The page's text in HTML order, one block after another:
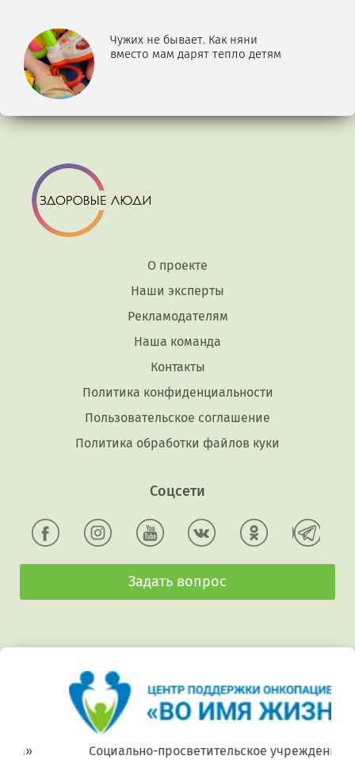
Чужих не бывает. Как няни
вместо мам дарят тепло детям
О проекте
Наши эксперты
Рекламодателям
Наша команда
Контакты
Политика конфиденциальности
Пользовательское соглашение
Политика обработки файлов куки
Соцсети
Задать вопрос
Социально-просветительское учреждение